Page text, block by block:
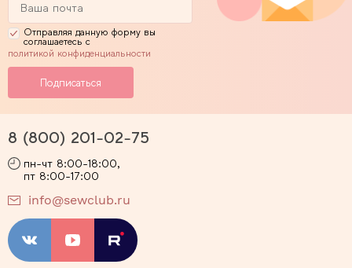
Отправляя данную форму вы
соглашаетесь с
политикой конфиденциальности
8 (800) 201-02-75
пн-чт 8:00-18:00,
пт 8:00-17:00
info@sewclub.ru